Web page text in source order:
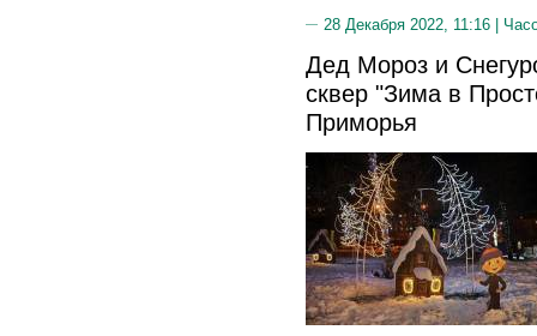
28 Декабря 2022, 11:16 |
Дед Мороз и
сквер "Зима в
Приморья